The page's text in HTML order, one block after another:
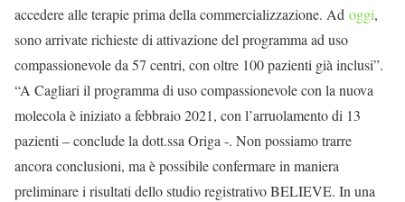
accedere alle terapie prima della commercializzazione. Ad oggi,
sono arrivate richieste di attivazione del programma ad uso
compassionevole da 57 centri, con oltre 100 pazienti già inclusi”.
“A Cagliari il programma di uso compassionevole con la nuova
molecola è iniziato a febbraio 2021, con l’arruolamento di 13
pazienti – conclude la dott.ssa Origa -. Non possiamo trarre
ancora conclusioni, ma è possibile confermare in maniera
preliminare i risultati dello studio registrativo BELIEVE. In una